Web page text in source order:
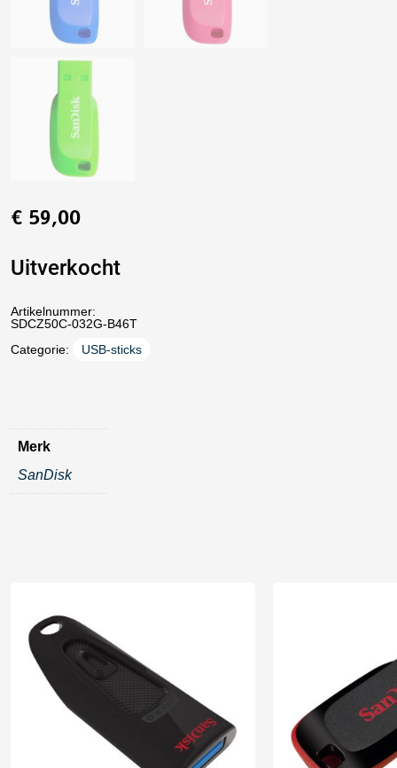
€ 59,00
Uitverkocht
Artikelnummer:
SDCZ50C-032G-B46T
Categorie:
USB-sticks
Merk
SanDisk